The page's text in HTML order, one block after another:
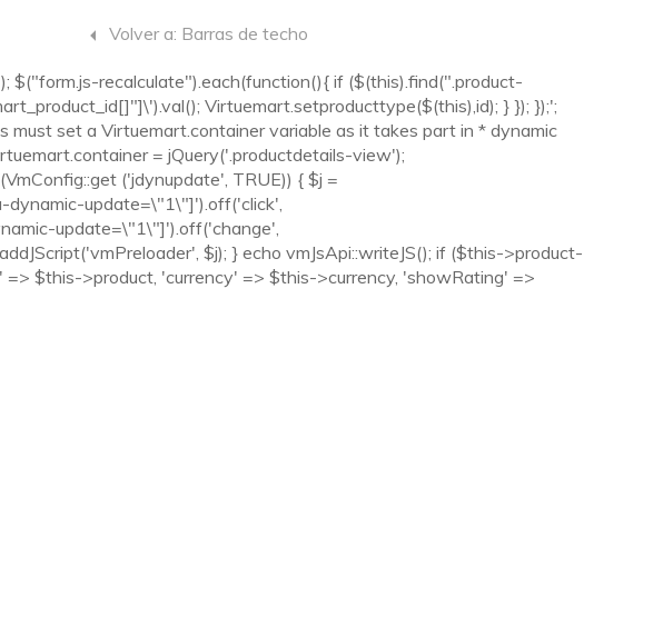
Volver a: Barras de techo
$("form.js-recalculate").each(function(){ if ($(this).find(".product-
Virtuemart.setproducttype($(this),id); } }); });';
must set a Virtuemart.container variable as it takes part in * dynamic
= jQuery('.productdetails-view');
('jdynupdate', TRUE)) { $j =
dynamic-update=\"1\"]').off('click',
update=\"1\"]').off('change',
$j); } echo vmJsApi::writeJS(); if ($this->product-
$this->product, 'currency' => $this->currency, 'showRating' =>